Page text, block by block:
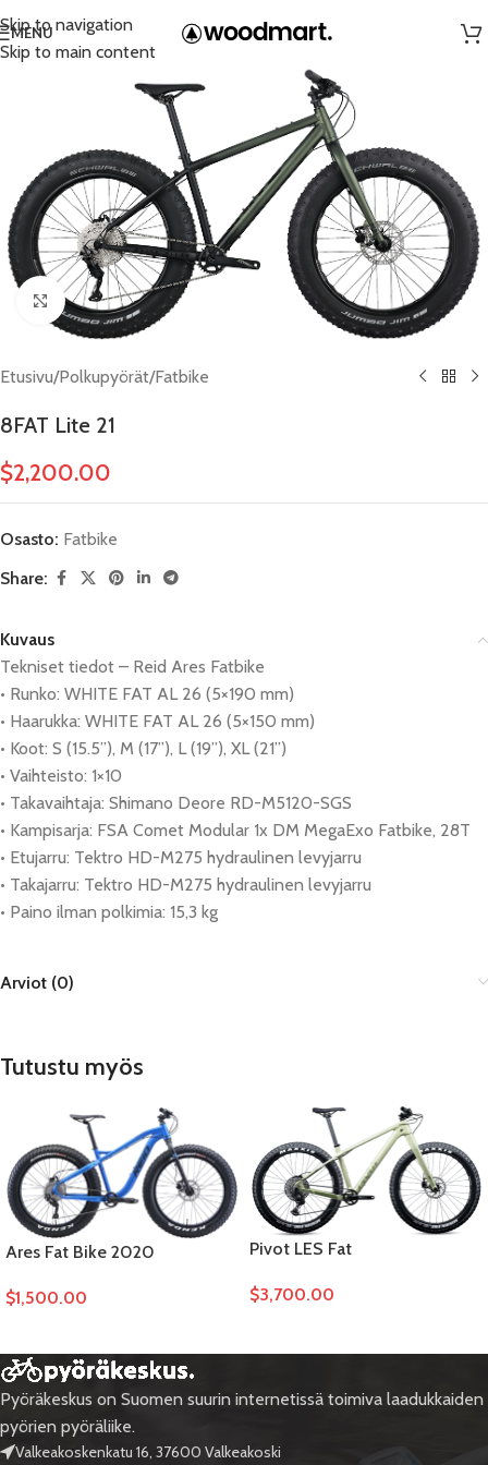
Skip to navigation
Skip to main content
MENU
Click to enlarge
Etusivu/Polkupyörät/Fatbike
8FAT Lite 21
$2,200.00
Osasto: Fatbike
Share:
Kuvaus
Tekniset tiedot – Reid Ares Fatbike
• Runko: WHITE FAT AL 26 (5×190 mm)
• Haarukka: WHITE FAT AL 26 (5×150 mm)
• Koot: S (15.5”), M (17”), L (19”), XL (21”)
• Vaihteisto: 1×10
• Takavaihtaja: Shimano Deore RD-M5120-SGS
• Kampisarja: FSA Comet Modular 1x DM MegaExo Fatbike, 28T
• Etujarru: Tektro HD-M275 hydraulinen levyjarru
• Takajarru: Tektro HD-M275 hydraulinen levyjarru
• Paino ilman polkimia: 15,3 kg
Arviot (0)
Tutustu myös
Ares Fat Bike 2020
$1,500.00
Pivot LES Fat
$3,700.00
Pyöräkeskus on Suomen suurin internetissä toimiva laadukkaiden
pyörien pyöräliike.
Valkeakoskenkatu 16, 37600 Valkeakoski